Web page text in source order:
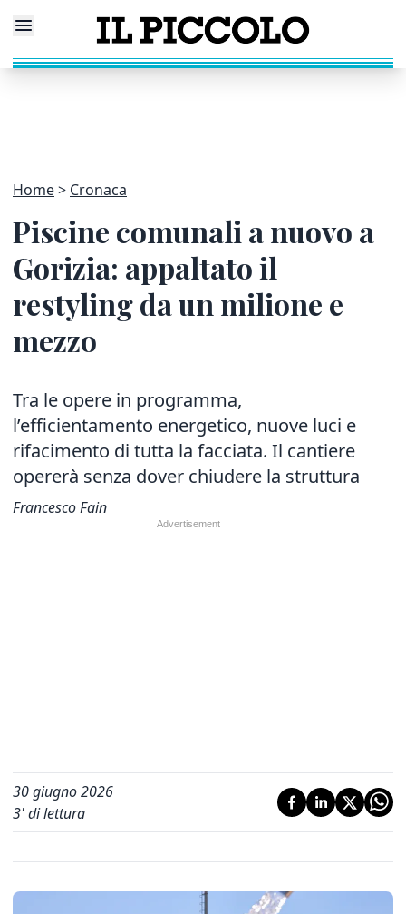
Home Cronaca
Piscine comunali a nuovo a
Gorizia: appaltato il
restyling da un milione e
mezzo
Tra le opere in programma,
l’efficientamento energetico, nuove luci e
rifacimento di tutta la facciata. Il cantiere
opererà senza dover chiudere la struttura
Francesco Fain
30 giugno 2026
3' di lettura